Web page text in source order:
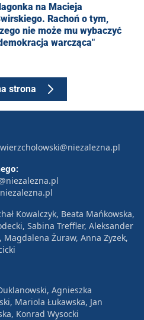
na Macieja
Rachoń o tym,
nie może mu wybaczyć
warcząca"
strona
Kowalczyk, Beata Mańkowska,
Sabina Treffler, Aleksander
Magdalena Żuraw, Anna Zyzek,
Agnieszka
Mariola Łukawska, Jan
Konrad Wysocki